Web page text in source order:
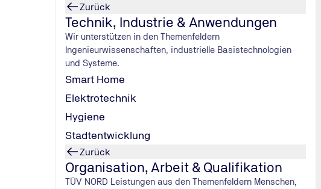
Zurück
Technik, Industrie & Anwendungen
Wir unterstützen in den Themenfeldern
Ingenieurwissenschaften, industrielle Basistechnologien
und Systeme.
Smart Home
Elektrotechnik
Hygiene
Stadtentwicklung
Zurück
Organisation, Arbeit & Qualifikation
TÜV NORD Leistungen aus den Themenfeldern Menschen,